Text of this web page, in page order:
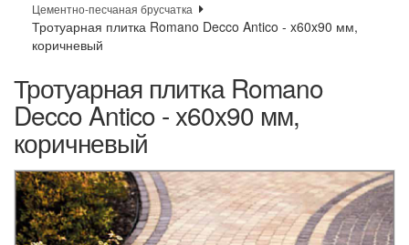
Цементно-песчаная брусчатка
Тротуарная плитка Romano Decco Antico - x60x90 мм,
коричневый
Тротуарная плитка Romano
Decco Antico - x60x90 мм,
коричневый